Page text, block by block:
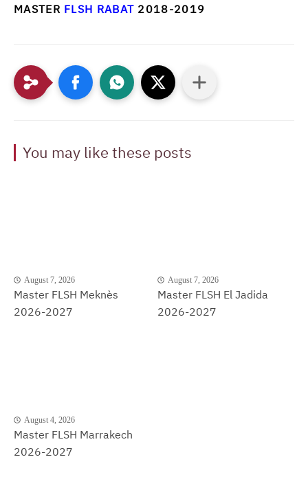
MASTER FLSH RABAT 2018-2019
You may like these posts
August 7, 2026
Master FLSH Meknès
2026-2027
August 7, 2026
Master FLSH El Jadida
2026-2027
August 4, 2026
Master FLSH Marrakech
2026-2027